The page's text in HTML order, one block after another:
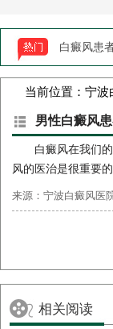
白癜风患
当前位置： 宁波
男性白癜风
白癜风在我们
风的医治是很重要
来源：宁波白癜风医
相关阅读